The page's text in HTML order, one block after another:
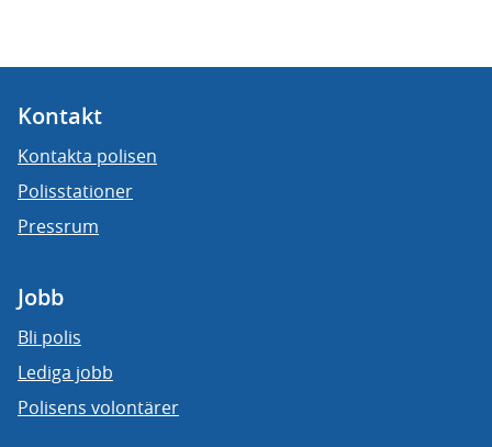
Kontakt
Kontakta polisen
Polisstationer
Pressrum
Jobb
Bli polis
Lediga jobb
Polisens volontärer